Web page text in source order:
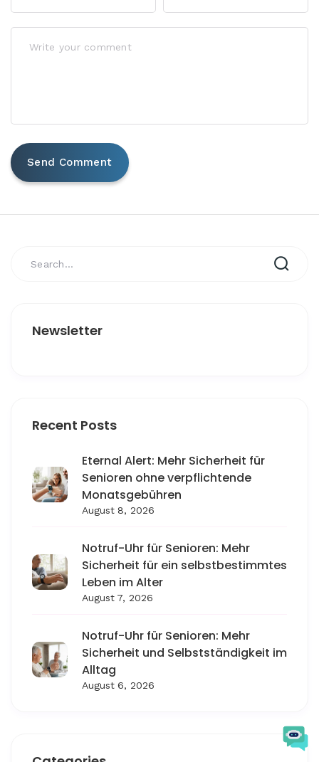
Newsletter
Recent Posts
Eternal Alert: Mehr Sicherheit für
Senioren ohne verpflichtende
Monatsgebühren
August 8, 2026
Notruf-Uhr für Senioren: Mehr
Sicherheit für ein selbstbestimmtes
Leben im Alter
August 7, 2026
Notruf-Uhr für Senioren: Mehr
Sicherheit und Selbstständigkeit im
Alltag
August 6, 2026